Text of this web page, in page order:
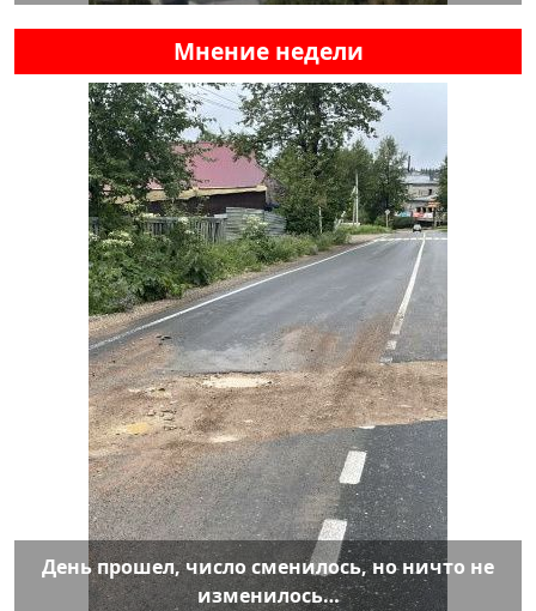
Мнение недели
День прошел, число сменилось, но ничто не
изменилось…